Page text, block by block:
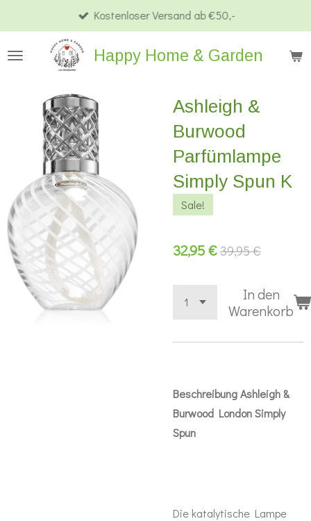
Hauptinhalt
springen
Happy Home & Garden
Kostenloser Versand ab €50,-
Ashleigh &
Burwood
Parfümlampe
Simply Spun K
Sale!
32,95 €39,95 €
In den
Warenkorb
BeschreibungAshleigh &
Burwood London Simply
Spun
Die katalytische Lampe